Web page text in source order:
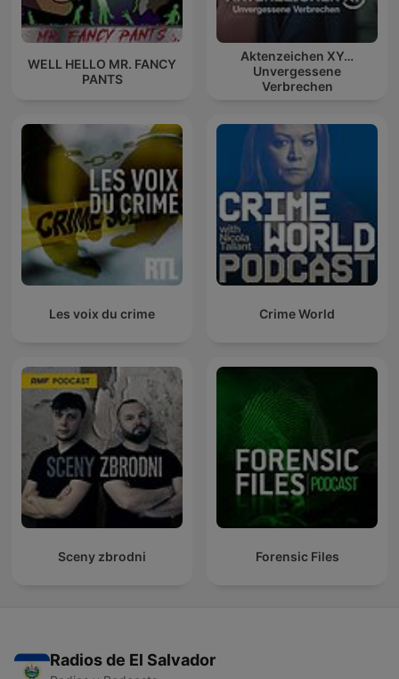
WELL HELLO MR. FANCY
PANTS
Aktenzeichen XY…
Unvergessene
Verbrechen
Les voix du crime Crime World
Sceny zbrodni Forensic Files
Radios de El Salvador